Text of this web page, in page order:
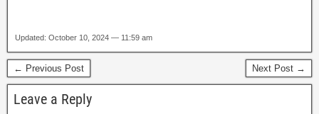
Updated: October 10, 2024 — 11:59 am
← Previous Post Next Post →
Leave a Reply